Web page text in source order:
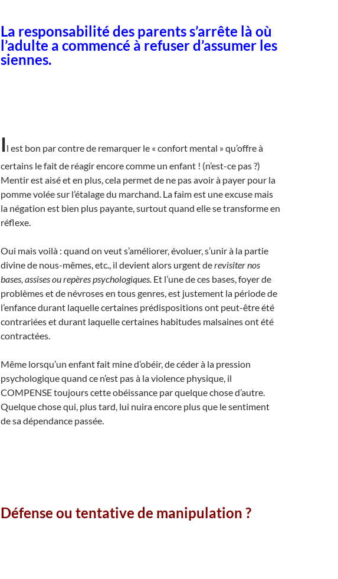
La responsabilité des parents s’arrête là où
l’adulte a commencé à refuser d’assumer les
siennes.
Il est bon par contre de remarquer le « confort mental » qu’offre à
certains le fait de réagir encore comme un enfant ! (n’est-ce pas ?)
Mentir est aisé et en plus, cela permet de ne pas avoir à payer pour la
pomme volée sur l’étalage du marchand. La faim est une excuse mais
la négation est bien plus payante, surtout quand elle se transforme en
réflexe.
Oui mais voilà : quand on veut s’améliorer, évoluer, s’unir à la partie
divine de nous-mêmes, etc., il devient alors urgent derevisiter nos
bases, assises ou repères psychologiques. Et l’une de ces bases, foyer de
problèmes et de névroses en tous genres, est justement la période de
l’enfance durant laquelle certaines prédispositions ont peut-être été
contrariées et durant laquelle certaines habitudes malsaines ont été
contractées.
Même lorsqu’un enfant fait mine d’obéir, de céder à la pression
psychologique quand ce n’est pas à la violence physique, il
COMPENSE toujours cette obéissance par quelque chose d’autre.
Quelque chose qui, plus tard, lui nuira encore plus que le sentiment
de sa dépendance passée.
Défense ou tentative de manipulation ?